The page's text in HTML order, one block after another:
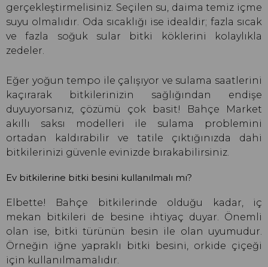
gerçekleştirmelisiniz. Seçilen su, daima temiz içme
suyu olmalıdır. Oda sıcaklığı ise idealdir; fazla sıcak
ve fazla soğuk sular bitki köklerini kolaylıkla
zedeler.
Eğer yoğun tempo ile çalışıyor ve sulama saatlerini
kaçırarak bitkilerinizin sağlığından endişe
duyuyorsanız, çözümü çok basit! Bahçe Market
akıllı saksı modelleri ile sulama problemini
ortadan kaldırabilir ve tatile çıktığınızda dahi
bitkilerinizi güvenle evinizde bırakabilirsiniz.
Ev bitkilerine bitki besini kullanılmalı mı?
Elbette! Bahçe bitkilerinde olduğu kadar, iç
mekan bitkileri de besine ihtiyaç duyar. Önemli
olan ise, bitki türünün besin ile olan uyumudur.
Örneğin iğne yapraklı bitki besini, orkide çiçeği
için kullanılmamalıdır.